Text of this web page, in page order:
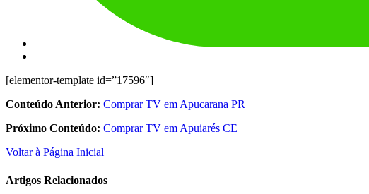
[elementor-template id=”17596″]
Conteúdo Anterior: Comprar TV em Apucarana PR
Próximo Conteúdo: Comprar TV em Apuiarés CE
Voltar à Página Inicial
Artigos Relacionados